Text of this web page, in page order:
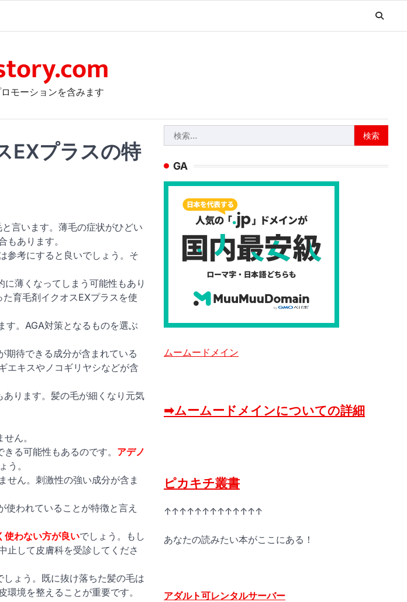
モーションを含みます
EXプラスの特
と言います。薄毛の症状がひどい
あります。
参考にすると良いでしょう。そ
薄くなってしまう可能性もあり
育毛剤イクオスEXプラスを使
す。AGA対策となるものを選ぶ
期待できる成分が含まれている
エキスやノコギリヤシなどが含
あります。髪の毛が細くなり元気
ん。
る可能性もあるのです。 アデノ
う。
せん。刺激性の強い成分が含ま
使われていることが特徴と言え
使わない方が良いでしょう。もし
止して皮膚科を受診してくださ
ょう。既に抜け落ちた髪の毛は
境を整えることが重要です。
索:
GA
ムームードメイン
➡ムームードメインについての詳細
ピカキチ叢書
↑↑↑↑↑↑↑↑↑↑↑↑↑
あなたの読みたい本がここにある！
アダルト可レンタルサーバー